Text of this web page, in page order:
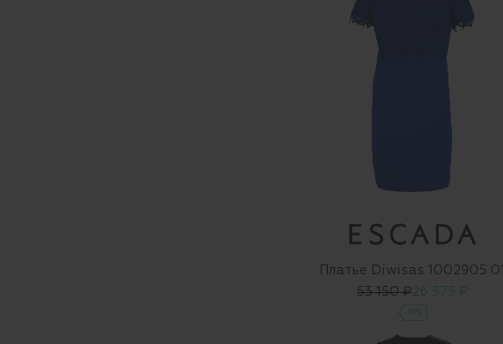
Платье Diwisas 1002905 01
53 150 ₽26 575 ₽
-50%